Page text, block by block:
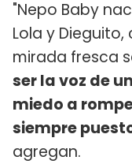
"Nepo Baby
Lola y
mirada fresca
ser la voz de
miedo a
siempre
agregan.